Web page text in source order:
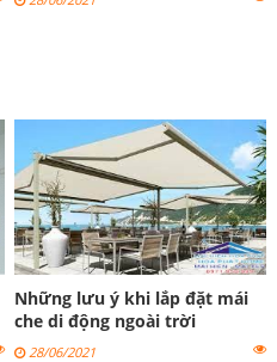
Những lưu ý khi lắp đặt mái
che di động ngoài trời
28/06/2021